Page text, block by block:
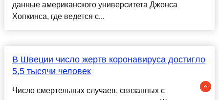
данные американского университета Джонса
Хопкинса, где ведется с...
В Швеции число жертв коронавируса достигло
5,5 тысячи человек
Число смертельных случаев, связанных с